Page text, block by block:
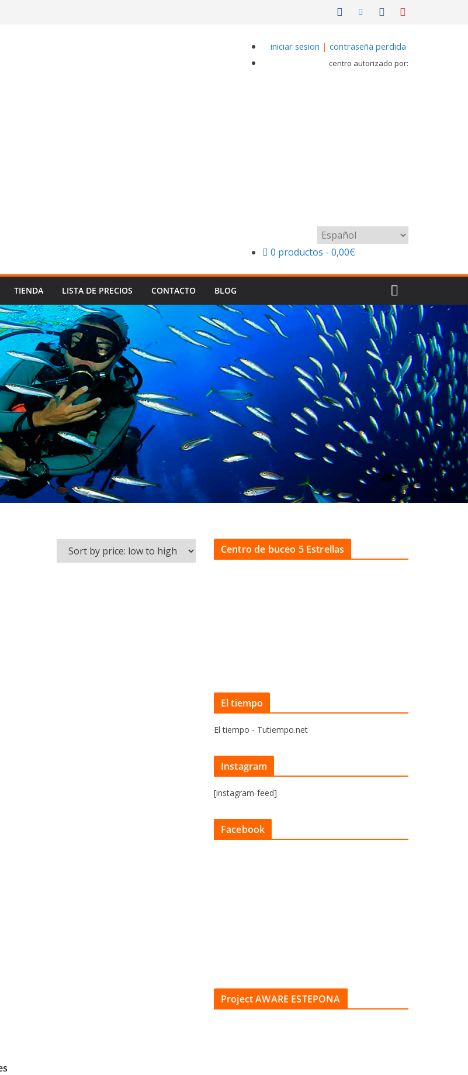
iniciar sesion | contraseña perdida
centro autorizado por:
Elegir
un
0 productos 0,00€
TIENDA LISTA DE PRECIOS CONTACTO BLOG
Centro de buceo 5 Estrellas
El tiempo
El tiempo - Tutiempo.net
Instagram
[instagram-feed]
Facebook
Project AWARE ESTEPONA